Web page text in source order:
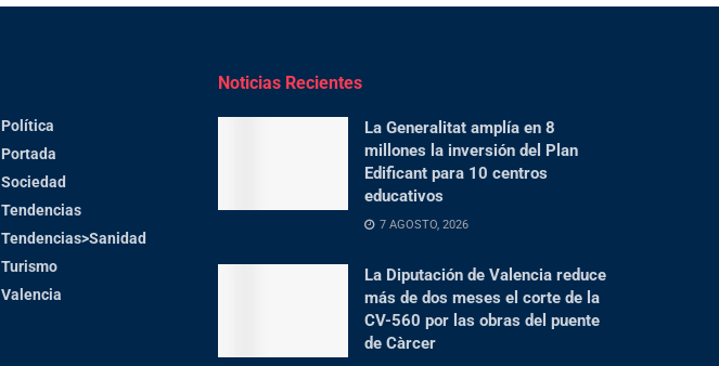
Política
Portada
Sociedad
Tendencias
Tendencias>Sanidad
Turismo
Valencia
Noticias Recientes
La Generalitat amplía en 8
millones la inversión del Plan
Edificant para 10 centros
educativos
7 AGOSTO, 2026
La Diputación de Valencia reduce
más de dos meses el corte de la
CV-560 por las obras del puente
de Càrcer